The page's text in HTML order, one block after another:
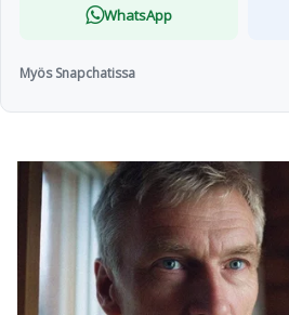
WhatsApp
Myös Snapchatissa